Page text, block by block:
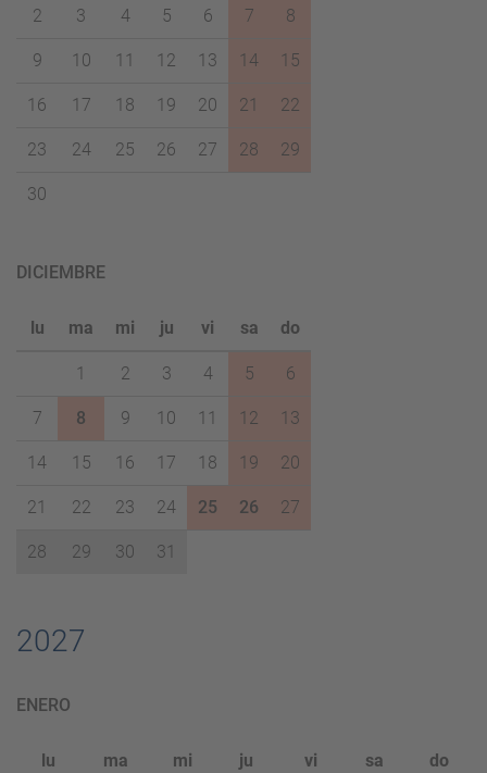
2 3 4 5 6 7 8
9 10 11 12 13 14 15
16 17 18 19 20 21 22
23 24 25 26 27 28 29
30
DICIEMBRE
lu ma mi ju vi sa do
1 2 3 4 5 6
7 8 9 10 11 12 13
14 15 16 17 18 19 20
21 22 23 24 25 26 27
28 29 30 31
2027
ENERO
lu ma mi ju vi sa do